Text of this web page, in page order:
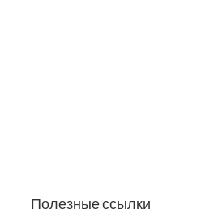
Полезные ссылки